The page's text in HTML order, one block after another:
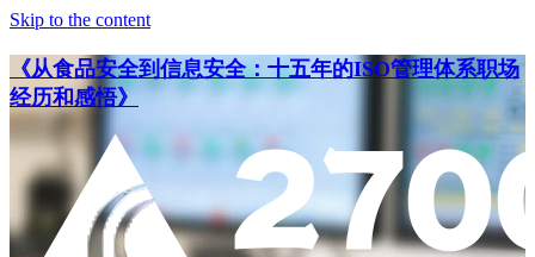
Skip to the content
《从食品安全到信息安全：十五年的ISO管理体系职场
经历和感悟》